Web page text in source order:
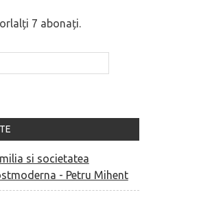
7 abonați.
si societatea
- Petru Mihent